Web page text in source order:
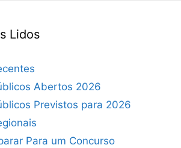
Lidos
Abertos 2026
Previstos para 2026
Para um Concurso